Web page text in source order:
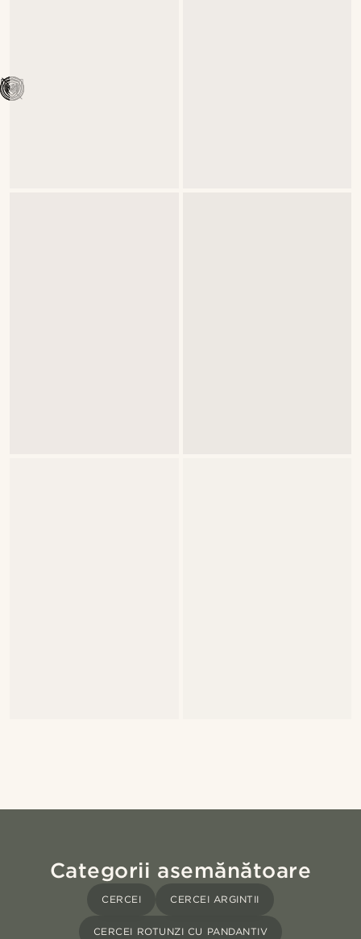
Categorii asemănătoare
CERCEI CERCEI ARGINTII
CERCEI ROTUNZI CU PANDANTIV